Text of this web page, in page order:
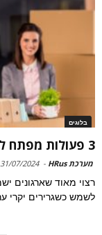
בלוגים
3 פעולות מפתח לשיפור חווית העזיבה של עובדים
מערכת HRus -
31/07/2024
רצוי מאוד שארגונים
לשמש כשגרירים יקרי